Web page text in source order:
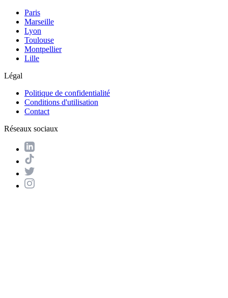
Paris
Marseille
Lyon
Toulouse
Montpellier
Lille
Légal
Politique de confidentialité
Conditions d'utilisation
Contact
Réseaux sociaux